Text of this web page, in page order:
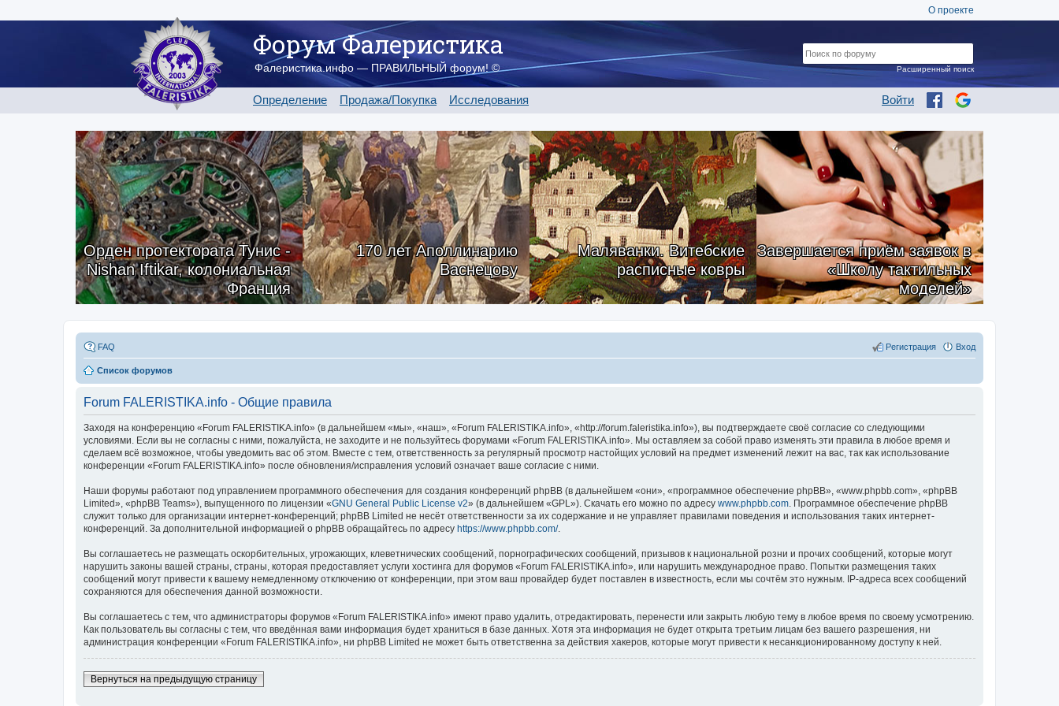
О проекте
Форум Фалеристика
Фалеристика.инфо — ПРАВИЛЬНЫЙ форум! ©
Определение Продажа/Покупка Исследования Войти
Расширенный поиск
Орден протектората Тунис -
Nishan Iftikar, колониальная
Франция
170 лет Аполлинарию
Васнецову
Маляванки. Витебские
расписные ковры
Завершается приём заявок в
«Школу тактильных
моделей»
FAQ Вход
Регистрация
Список форумов
Forum FALERISTIKA.info - Общие правила
Заходя на конференцию «Forum FALERISTIKA.info» (в дальнейшем «мы», «наш», «Forum FALERISTIKA.info», «http://forum.faleristika.info»), вы подтверждаете своё согласие со следующими
условиями. Если вы не согласны с ними, пожалуйста, не заходите и не пользуйтесь форумами «Forum FALERISTIKA.info». Мы оставляем за собой право изменять эти правила в любое время и
сделаем всё возможное, чтобы уведомить вас об этом. Вместе с тем, ответственность за регулярный просмотр настойщих условий на предмет изменений лежит на вас, так как использование
конференции «Forum FALERISTIKA.info» после обновления/исправления условий означает ваше согласие с ними.
Наши форумы работают под управлением программного обеспечения для создания конференций phpBB (в дальнейшем «они», «программное обеспечение phpBB», «www.phpbb.com», «phpBB
Limited», «phpBB Teams»), выпущенного по лицензии «GNU General Public License v2» (в дальнейшем «GPL»). Скачать его можно по адресу www.phpbb.com. Программное обеспечение phpBB
служит только для организации интернет-конференций; phpBB Limited не несёт ответственности за их содержание и не управляет правилами поведения и использования таких интернет-
конференций. За дополнительной информацией о phpBB обращайтесь по адресу https://www.phpbb.com/.
Вы соглашаетесь не размещать оскорбительных, угрожающих, клеветнических сообщений, порнографических сообщений, призывов к национальной розни и прочих сообщений, которые могут
нарушить законы вашей страны, страны, которая предоставляет услуги хостинга для форумов «Forum FALERISTIKA.info», или нарушить международное право. Попытки размещения таких
сообщений могут привести к вашему немедленному отключению от конференции, при этом ваш провайдер будет поставлен в известность, если мы сочтём это нужным. IP-адреса всех сообщений
сохраняются для обеспечения данной возможности.
Вы соглашаетесь с тем, что администраторы форумов «Forum FALERISTIKA.info» имеют право удалить, отредактировать, перенести или закрыть любую тему в любое время по своему усмотрению.
Как пользователь вы согласны с тем, что введённая вами информация будет храниться в базе данных. Хотя эта информация не будет открыта третьим лицам без вашего разрешения, ни
администрация конференции «Forum FALERISTIKA.info», ни phpBB Limited не может быть ответственна за действия хакеров, которые могут привести к несанкционированному доступу к ней.
Вернуться на предыдущую страницу